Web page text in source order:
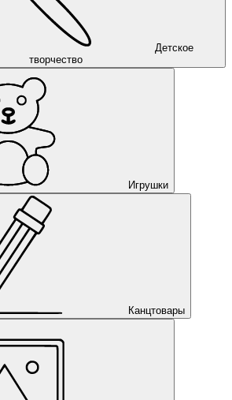
Детское
творчество
Игрушки
Канцтовары